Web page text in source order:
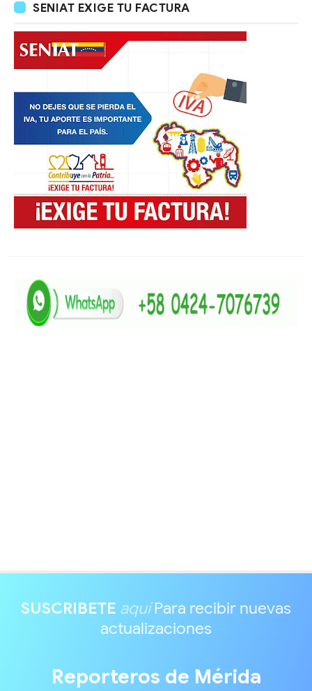
SENIAT EXIGE TU FACTURA
SUSCRIBETE aquíPara recibir nuevas
actualizaciones
Reporteros de Mérida